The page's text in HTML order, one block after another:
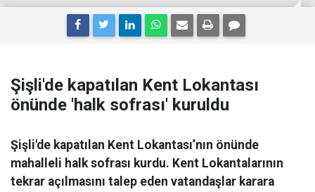
Şişli'de kapatılan Kent Lokantası
önünde 'halk sofrası' kuruldu
Şişli'de kapatılan Kent Lokantası’nın önünde
mahalleli halk sofrası kurdu. Kent Lokantalarının
tekrar açılmasını talep eden vatandaşlar karara